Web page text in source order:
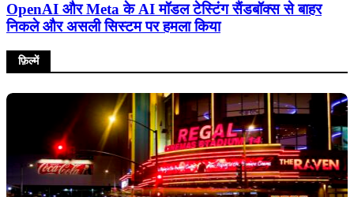
OpenAI और Meta के AI मॉडल टेस्टिंग सैंडबॉक्स से बाहर
निकले और असली सिस्टम पर हमला किया
फ़िल्में